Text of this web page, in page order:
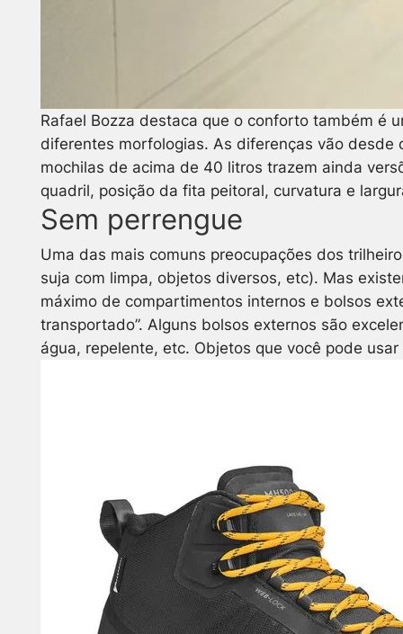
Rafael Bozza destaca que o conforto também é
diferentes morfologias. As diferenças vão desde
mochilas de acima de 40 litros trazem ainda
quadril, posição da fita peitoral, curvatura e
Sem perrengue
Uma das mais comuns preocupações dos
suja com limpa, objetos diversos, etc). Mas
máximo de compartimentos internos e bolsos
transportado”. Alguns bolsos externos são
água, repelente, etc. Objetos que você pode